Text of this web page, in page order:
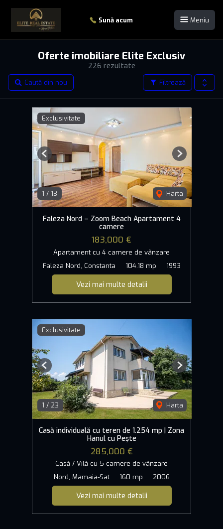
Sună acum Meniu
226 rezultate
Oferte imobiliare Elite Exclusiv
Filtrează
Caută din nou
Exclusivitate
1 / 13 Harta
Previous Next
Faleza Nord – Zoom Beach Apartament 4
camere
183,000 €
Apartament cu 4 camere de vânzare
Faleza Nord, Constanta
104.18 mp 1993
Vezi mai multe detalii
Exclusivitate
1 / 23 Harta
Previous Next
Casă individuală cu teren de 1.254 mp | Zona
Hanul cu Pește
285,000 €
Casă / Vilă cu 5 camere de vânzare
Nord, Mamaia-Sat
160 mp 2006
Vezi mai multe detalii